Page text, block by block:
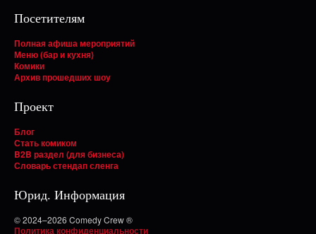
Посетителям
Полная афиша мероприятий
Меню (бар и кухня)
Комики
Архив прошедших шоу
Проект
Блог
Стать комиком
B2B раздел (для бизнеса)
Словарь стендап сленга
Юрид. Информация
© 2024–2026 Comedy Crew ®
Политика конфиденциальности